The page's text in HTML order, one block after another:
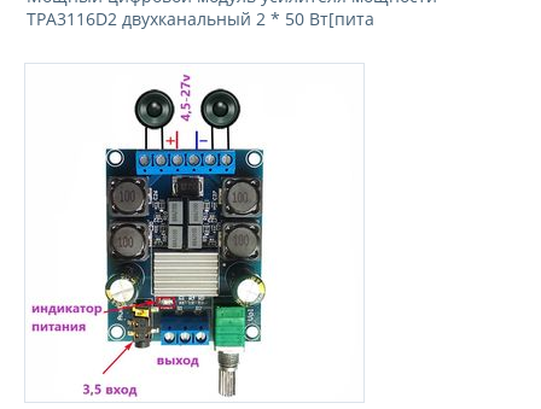
TPA3116D2 двухканальный 2 * 50 Вт[пита